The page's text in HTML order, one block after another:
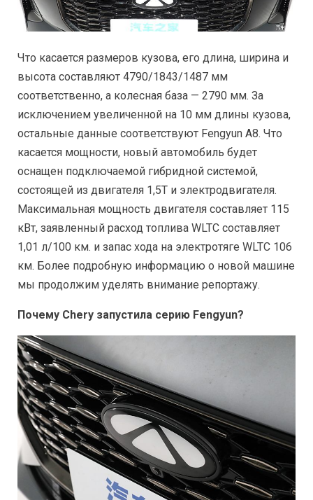
Что касается размеров кузова, его длина, ширина и
высота составляют 4790/1843/1487 мм
соответственно, а колесная база — 2790 мм. За
исключением увеличенной на 10 мм длины кузова,
остальные данные соответствуют Fengyun A8. Что
касается мощности, новый автомобиль будет
оснащен подключаемой гибридной системой,
состоящей из двигателя 1,5T и электродвигателя.
Максимальная мощность двигателя составляет 115
кВт, заявленный расход топлива WLTC составляет
1,01 л/100 км. и запас хода на электротяге WLTC 106
км. Более подробную информацию о новой машине
мы продолжим уделять внимание репортажу.
Почему Chery запустила серию Fengyun?